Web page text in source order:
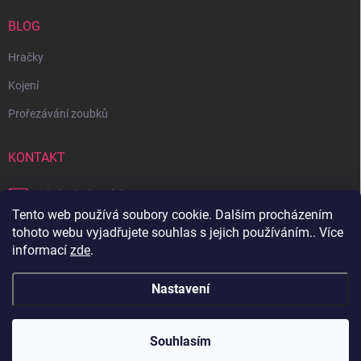
Tento web používá soubory cookie. Dalším procházením
tohoto webu vyjadřujete souhlas s jejich používáním.. Více
informací zde.
Nastavení
Souhlasím
BLOG
Hračky
Kojení
Prořezávání zoubků
KONTAKT
obchod bambilon.cz
+420 728 355 665
Sledujte nás na Facebooku
Bambilon . Všechna práva vyhrazena.